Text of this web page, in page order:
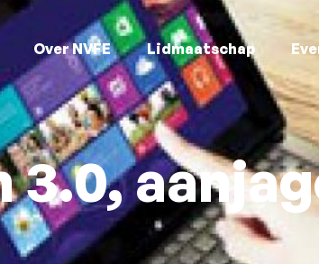
Over NVFE Lidmaatschap